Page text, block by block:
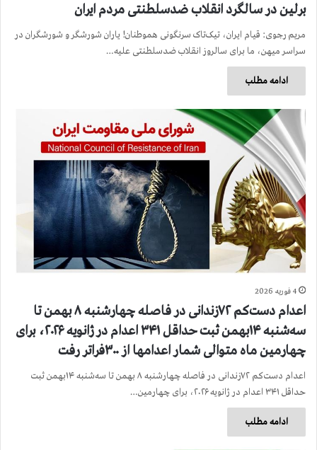
برلین در سالگرد انقلاب ضدسلطنتی مردم ایران
مریم رجوی: قیام ایران، تیک‌تاک سرنگونی هموطنان! یاران شورشگر و شورشگران در
سراسر میهن، ما برای سالروز انقلاب ضدسلطنتی علیه…
ادامه مطلب
4 فوریه 2026
اعدام دست‌کم ۷۲زندانی در فاصله چهارشنبه ۸ بهمن تا
سه‌شنبه ۱۴بهمن ثبت حداقل ۳۴۱ اعدام در ژانویه ۲۰۲۶، برای
چهارمین ماه متوالی شمار اعدامها از ۳۰۰فراتر رفت
اعدام دست‌کم ۷۲زندانی در فاصله چهارشنبه ۸ بهمن تا سه‌شنبه ۱۴بهمن ثبت
حداقل ۳۴۱ اعدام در ژانویه ۲۰۲۶، برای چهارمین…
ادامه مطلب